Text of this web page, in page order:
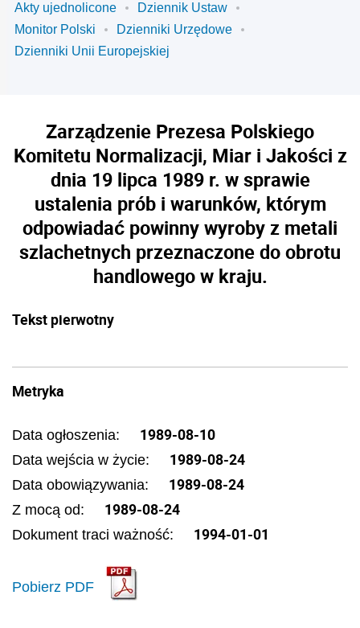
Akty ujednolicone
Dziennik Ustaw
Monitor Polski
Dzienniki Urzędowe
Dzienniki Unii Europejskiej
Zarządzenie Prezesa Polskiego
Komitetu Normalizacji, Miar i Jakości z
dnia 19 lipca 1989 r. w sprawie
ustalenia prób i warunków, którym
odpowiadać powinny wyroby z metali
szlachetnych przeznaczone do obrotu
handlowego w kraju.
Tekst pierwotny
Metryka
Data ogłoszenia: 1989-08-10
Data wejścia w życie: 1989-08-24
Data obowiązywania: 1989-08-24
Z mocą od: 1989-08-24
Dokument traci ważność: 1994-01-01
Pobierz PDF